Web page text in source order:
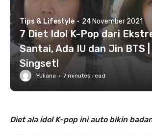
Tips & Lifestyle · 24 November 2021
7 Diet Idol K-Pop dari
Santai, Ada IU dan Jin BTS
Singset!
Yuliana · 7 minutes read
Diet ala idol K-pop ini auto bikin